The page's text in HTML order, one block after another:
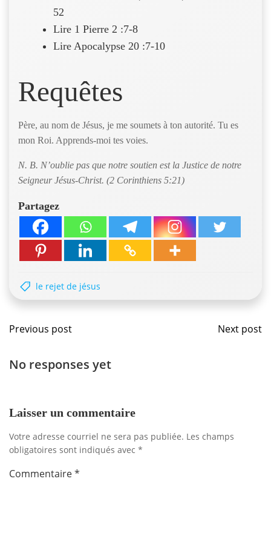
52
Lire 1 Pierre 2 :7-8
Lire Apocalypse 20 :7-10
Requêtes
Père, au nom de Jésus, je me soumets à ton autorité. Tu es
mon Roi. Apprends-moi tes voies.
N. B. N’oublie pas que notre soutien est la Justice de notre
Seigneur Jésus-Christ. (2 Corinthiens 5:21)
Partagez
le rejet de jésus
Navigation
de
Previous post Next post
No responses yet
Laisser un commentaire
Votre adresse courriel ne sera pas publiée. Les champs
obligatoires sont indiqués avec *
Commentaire*